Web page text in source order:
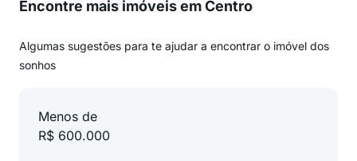
Encontre mais imóveis em Centro
Algumas sugestões para te ajudar a encontrar o imóvel dos
sonhos
Menos de
R$ 600.000